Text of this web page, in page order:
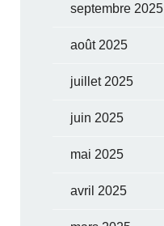
septembre 2025
août 2025
juillet 2025
juin 2025
mai 2025
avril 2025